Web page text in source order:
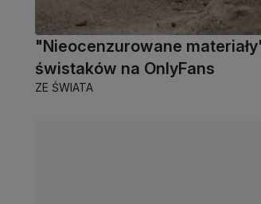
"Nieocenzurowane
świstaków na OnlyFans
ZE ŚWIATA